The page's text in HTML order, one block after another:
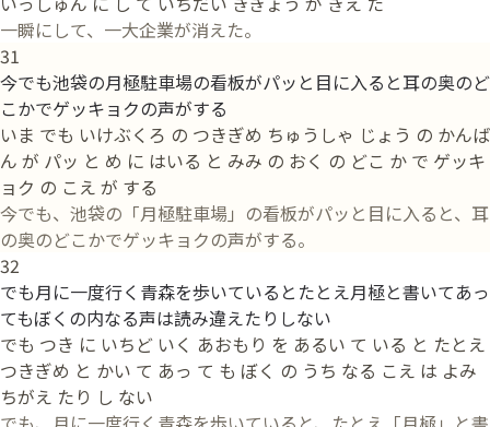
一瞬にして、一大企業が消えた。
31
今でも池袋の月極駐車場の看板がパッと目に入ると耳の奥のど
こかでゲッキョクの声がする
いま でも いけぶくろ の つきぎめ ちゅうしゃ じょう の かんば
ん が パッ と め に はいる と みみ の おく の どこ か で ゲッキ
ョク の こえ が する
今でも、池袋の「月極駐車場」の看板がパッと目に入ると、耳
の奥のどこかでゲッキョクの声がする。
32
でも月に一度行く青森を歩いているとたとえ月極と書いてあっ
てもぼくの内なる声は読み違えたりしない
でも つき に いちど いく あおもり を あるい て いる と たとえ
つきぎめ と かい て あっ て も ぼく の うち なる こえ は よみ
ちがえ たり し ない